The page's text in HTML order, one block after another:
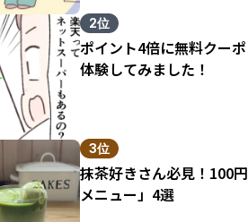
2位
ポイント4倍に無料クー
体験してみました！
3位
抹茶好きさん必見！100
メニュー」4選